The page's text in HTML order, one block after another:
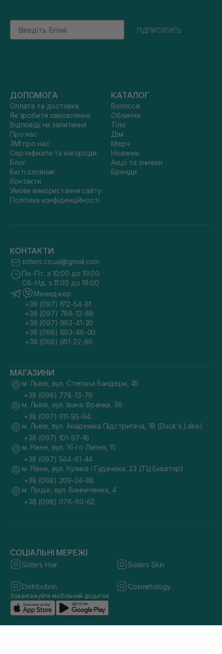
Email
підписатись
ДОПОМОГА
Оплата та доставка
Як зробити замовлення
Відповіді на запитання
Про нас
ЗМІ про нас
Сертифікати та нагороди
Блог
Бюті словник
Контакти
Умови використання сайту
Політика конфіденційності
КАТАЛОГ
Волосся
Обличчя
Тіло
Дім
Мерч
Новинки
Акції та знижки
Бренди
КОНТАКТИ
sisters.co.ua@gmail.com
Пн.-Пт. з 10:00 до 19:00
Сб.-Нд. з 11:00 до 18:00
Менеджер
+38 (097) 612-54-81
+38 (097) 788-12-88
+38 (097) 983-41-20
+38 (068) 693-46-00
+38 (068) 951-22-86
МАГАЗИНИ
м. Львів, вул. Степана Бандери, 45
+38 (098) 778-13-79
м. Львів, вул. Івана Франка, 36
+38 (097) 611-95-94
м. Львів, вул. Академіка Підстригача, 1В (Duck's Lake)
+38 (097) 101-97-16
м. Рівне, вул. 16-го Липня, 15
+38 (097) 544-61-44
м. Рівне, вул. Кулика і Гудачека, 23 (ТЦ Екватор)
+38 (068) 209-34-88
м. Луцьк, вул. Винниченка, 4
+38 (098) 076-60-62
СОЦІАЛЬНІ МЕРЕЖІ
Sisters Hair Sisters Skin
Distribution Cosmetology
Завантажуйте мобільний додаток